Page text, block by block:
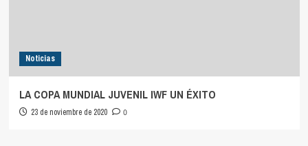
Noticias
LA COPA MUNDIAL JUVENIL IWF UN ÉXITO
23 de noviembre de 2020 0